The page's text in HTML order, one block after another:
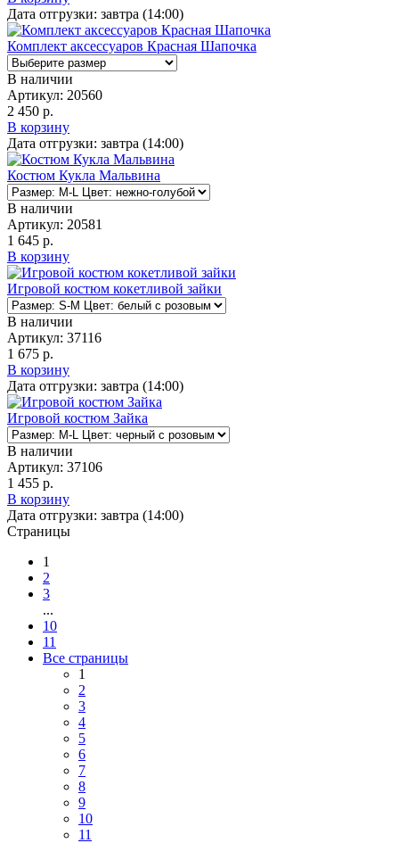
Дата отгрузки: завтра (14:00)
Комплект аксессуаров Красная Шапочка
В наличии
Артикул: 20560
2 450 р.
В корзину
Дата отгрузки: завтра (14:00)
Костюм Кукла Мальвина
В наличии
Артикул: 20581
1 645 р.
В корзину
Игровой костюм кокетливой зайки
В наличии
Артикул: 37116
1 675 р.
В корзину
Дата отгрузки: завтра (14:00)
Игровой костюм Зайка
В наличии
Артикул: 37106
1 455 р.
В корзину
Дата отгрузки: завтра (14:00)
Страницы
1
2
3
...
10
11
Все страницы
1
2
3
4
5
6
7
8
9
10
11